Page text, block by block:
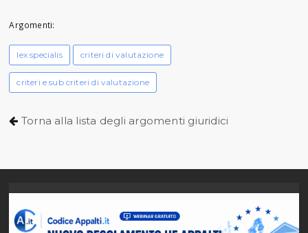
Argomenti:
lex specialis criteri di valutazione
criteri e sub criteri di valutazione
Torna alla lista degli argomenti giuridici